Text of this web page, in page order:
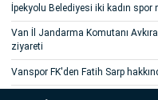
İpekyolu Belediyesi iki kadın spor
Van İl Jandarma Komutanı
ziyareti
Vanspor FK'den Fatih Sarp